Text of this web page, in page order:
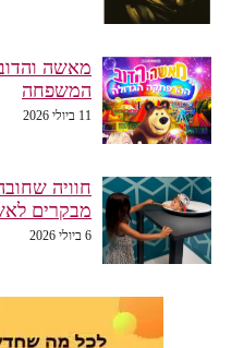
מאשה
המשפחה
11 ביולי 2026
חוויה
מבקרים
6 ביולי 2026